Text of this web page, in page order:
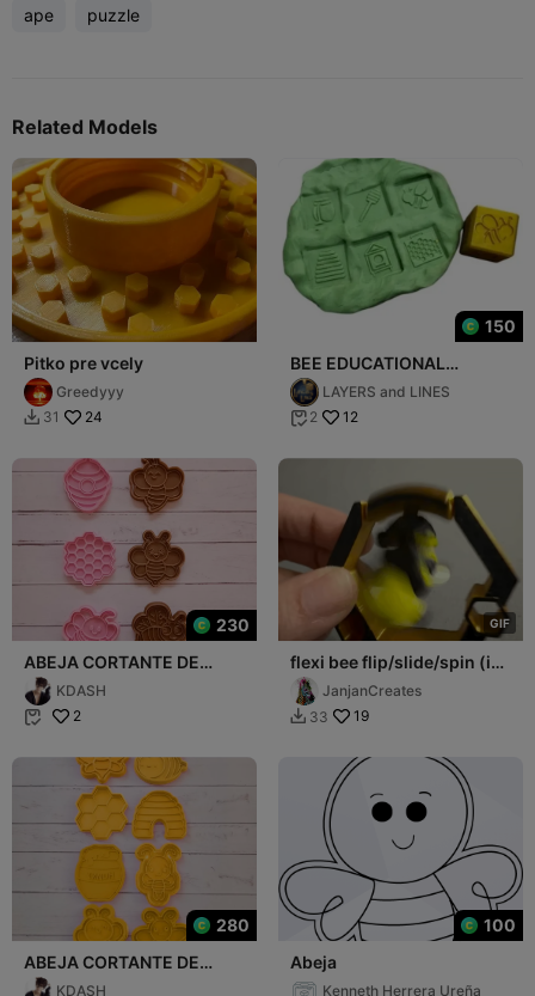
ape puzzle
Related Models
Pitko pre vcely
Greedyyy
 31 24
150
BEE EDUCATIONAL
IMPRESSION CUBE -
SENSORY PLAY
LAYERS and LINES
 2 12
230
ABEJA CORTANTE DE
GALLETAS
KDASH
 2
GIF
flexi bee flip/slide/spin (in
honey comb hex hive)
JanjanCreates
 33 19
280
ABEJA CORTANTE DE
GALLETAS
KDASH
100
Abeja
Kenneth Herrera Ureña